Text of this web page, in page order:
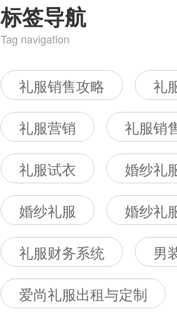
标签导航
Tag navigation
礼服销售攻略 礼
礼服营销
礼服销
礼服试衣
婚纱礼
婚纱礼服
婚纱礼
礼服财务系统
男
爱尚礼服出租与定制